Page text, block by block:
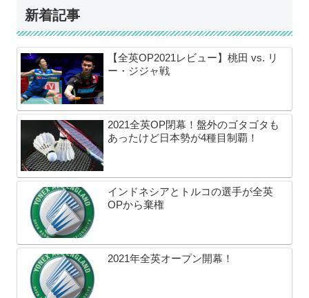
新着記事
【全英OP2021レビュー】桃田 vs. リ
ー・ジジャ戦
2021全英OP閉幕！盤外のゴタゴタも
あったけど日本勢が4種目制覇！
インドネシアとトルコの選手が全英
OPから棄権
2021年全英オープン開幕！